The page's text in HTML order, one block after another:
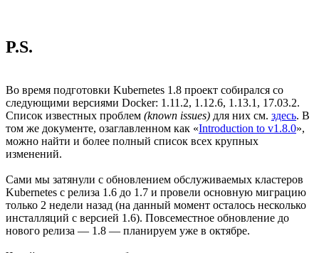
P.S.
Во время подготовки Kubernetes 1.8 проект собирался со
следующими версиями Docker: 1.11.2, 1.12.6, 1.13.1, 17.03.2.
Список известных проблем (known issues) для них см. здесь. В
том же документе, озаглавленном как «Introduction to v1.8.0»,
можно найти и более полный список всех крупных
изменений.
Сами мы затянули с обновлением обслуживаемых кластеров
Kubernetes с релиза 1.6 до 1.7 и провели основную миграцию
только 2 недели назад (на данный момент осталось несколько
инсталляций с версией 1.6). Повсеместное обновление до
нового релиза — 1.8 — планируем уже в октябре.